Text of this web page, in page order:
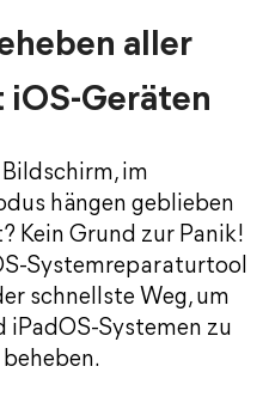
aller
Geräten
im
hängen geblieben
Kein Grund zur Panik!
Systemreparaturtool
schnellste Weg, um
iPadOS-Systemen zu
beheben.